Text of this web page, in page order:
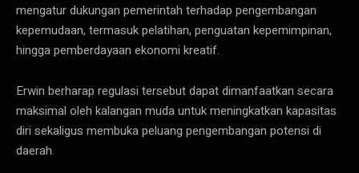
mengatur dukungan pemerintah terhadap pengembangan
kepemudaan, termasuk pelatihan, penguatan kepemimpinan,
hingga pemberdayaan ekonomi kreatif.
Erwin berharap regulasi tersebut dapat dimanfaatkan secara
maksimal oleh kalangan muda untuk meningkatkan kapasitas
diri sekaligus membuka peluang pengembangan potensi di
daerah.